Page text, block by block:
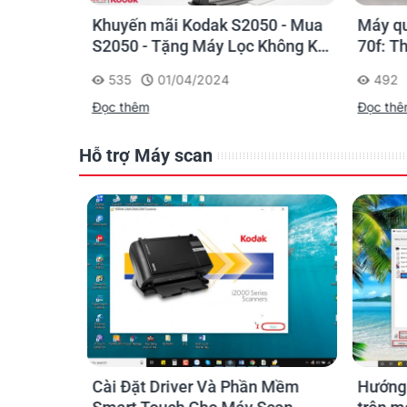
Software
Scan to USB thumb/flash drive with
SmartWorks EZ
Touch software
document presets. Crop, batch
Accessories
Khuyến mãi Kodak S2050 - Mua
S2050 - Tặng Máy Lọc Không Khí
535
01/04/2024
Đọc thêm
Máy
70f:
492
Đọc
Hỗ trợ Máy scan
Cài Đặt Driver Và Phần Mềm